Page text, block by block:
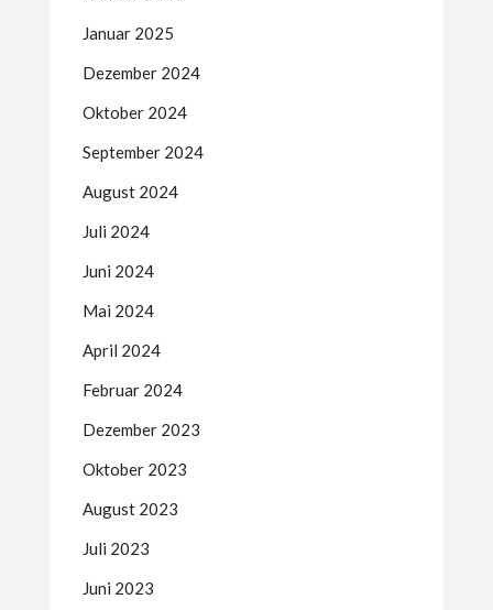
Januar 2025
Dezember 2024
Oktober 2024
September 2024
August 2024
Juli 2024
Juni 2024
Mai 2024
April 2024
Februar 2024
Dezember 2023
Oktober 2023
August 2023
Juli 2023
Juni 2023